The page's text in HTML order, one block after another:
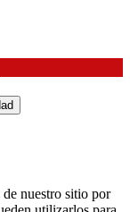
sobre
7 del
sobre el
el
de nuestro sitio por